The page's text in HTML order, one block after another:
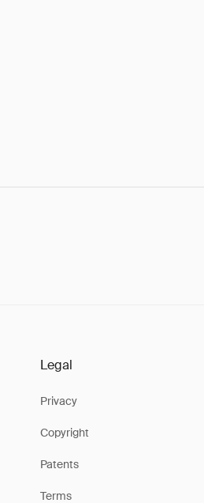
Legal
Privacy
Copyright
Patents
Terms